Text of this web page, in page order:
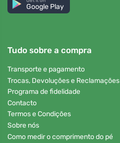
Google Play
Tudo sobre a compra
Transporte e pagamento
Trocas, Devoluções e Reclamações
Programa de fidelidade
Contacto
Termos e Condições
Sobre nós
Como medir o comprimento do pé